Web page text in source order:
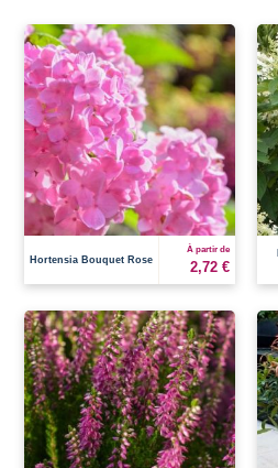
Hortensia Bouquet Rose
À partir de
2,72 €